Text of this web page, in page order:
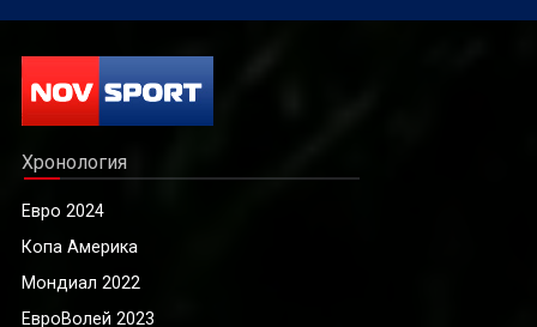
Хронология
Евро 2024
Копа Америка
Мондиал 2022
ЕвроВолей 2023